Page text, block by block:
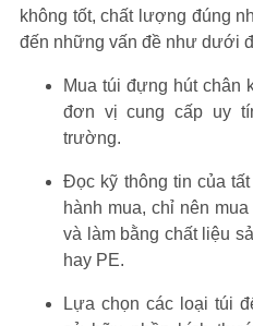
không tốt, chất lượng đúng
đến những vấn đề như dưới
Mua túi đựng hút chân
đơn vị cung cấp uy
trường.
Đọc kỹ thông tin của
hành mua, chỉ nên
và làm bằng chất liệu
hay PE.
Lựa chọn các loại túi